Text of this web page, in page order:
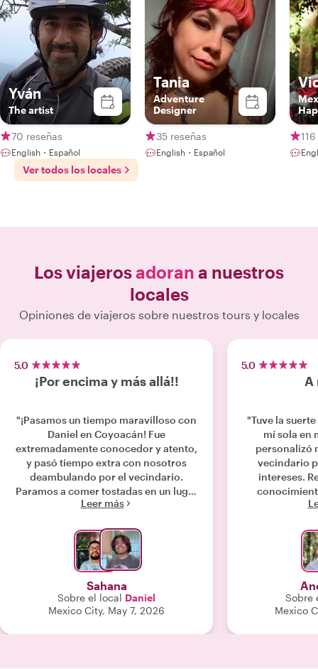
Yván
The artist
70 reseñas
English・Español
Tania
Adventure
Designer
35 reseñas
English・Español
Ver todos los locales
Los viajerosadoran a nuestros
locales
Opiniones de viajeros sobre nuestros tours y locales
5.0
¡Por encima y más allá!!
"¡Pasamos un tiempo maravilloso con
Daniel en Coyoacán! Fue
extremadamente conocedor y atento,
y pasó tiempo extra con nosotros
deambulando por el vecindario.
Paramos a comer tostadas en un lugar
local famoso, y luego pasamos por
referencia (iglesias, la casa de Hernán
Cortés, parques locales y la plaza
principal). ¡Fue la manera perfecta de
pasar una tarde en una zona
realmente pintoresca de la Ciudad de
México!"
Leer más
Sahana
Sobre el local Daniel
Mexico City, May 7, 2026
5.0
A
"Tuve la
mí sola en
personalizó
vecindario
intereses.
narradora
(de hecho,
trabajo).
si un bordado
elegir frutas y
Es una
conocedora, y
Sobre
Mexico